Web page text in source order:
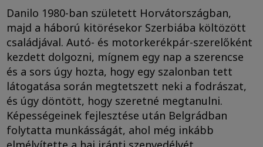
Danilo 1980-ban született Horvátországban,
majd a háború kitörésekor Szerbiába költözött
családjával. Autó- és motorkerékpár-szerelőként
kezdett dolgozni, mígnem egy nap a szerencse
és a sors úgy hozta, hogy egy szalonban tett
látogatása során megtetszett neki a fodrászat,
és úgy döntött, hogy szeretné megtanulni.
Képességeinek fejlesztése után Belgrádban
folytatta munkásságát, ahol még inkább